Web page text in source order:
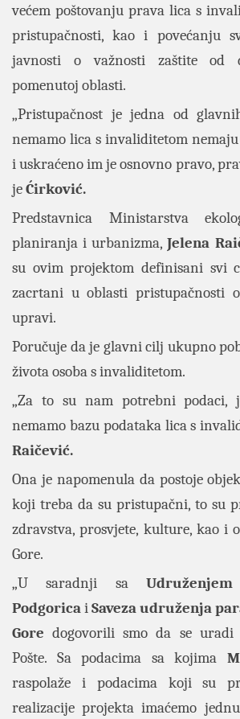
većem poštovanju prava lica s
pristupačnosti, kao i povećanju
javnosti o važnosti zaštite od
pomenutoj oblasti.
„Pristupačnost je jedna od
nemamo lica s invaliditetom
i uskraćeno im je osnovno pravo,
jeĆirković.
Predstavnica Ministarstva
planiranja i urbanizma,Jelena
su ovim projektom definisani svi
zacrtani u oblasti pristupačnosti
upravi.
Poručuje da je glavni cilj ukupno
života osoba s invaliditetom.
„Za to su nam potrebni podaci,
nemamo bazu podataka lica s
Raičević.
Ona je napomenula da postoje
koji treba da su pristupačni, to su
zdravstva, prosvjete, kulture, kao i
Gore.
„U saradnji sa
PodgoricaiSaveza udruženja
Goredogovorili smo da se uradi
Pošte. Sa podacima sa kojima
raspolaže i podacima koji su
realizacije projekta imaćemo